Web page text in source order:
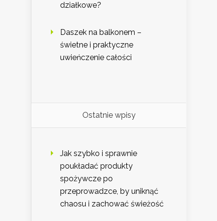
działkowe?
Daszek na balkonem –
świetne i praktyczne
uwieńczenie całości
Ostatnie wpisy
Jak szybko i sprawnie
poukładać produkty
spożywcze po
przeprowadzce, by uniknąć
chaosu i zachować świeżość